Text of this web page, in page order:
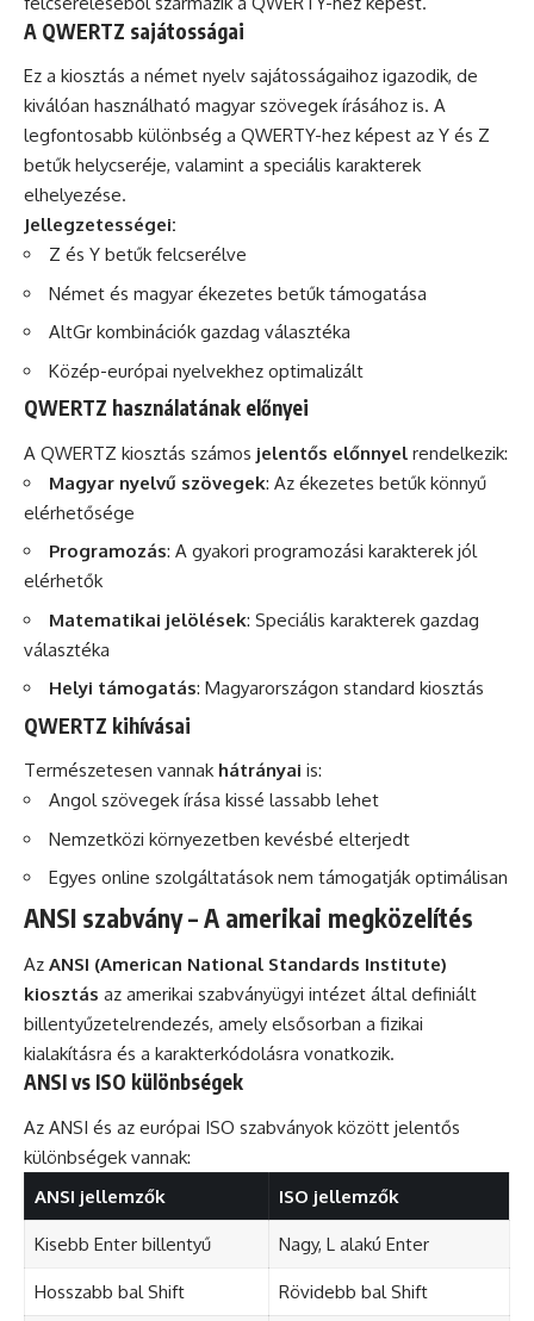
A QWERTZ sajátosságai
Ez a kiosztás a német nyelv sajátosságaihoz igazodik, de
kiválóan használható magyar szövegek írásához is. A
legfontosabb különbség a QWERTY-hez képest az Y és Z
betűk helycseréje, valamint a speciális karakterek
elhelyezése.
Jellegzetességei:
Z és Y betűk felcserélve
Német és magyar ékezetes betűk támogatása
AltGr kombinációk gazdag választéka
Közép-európai nyelvekhez optimalizált
QWERTZ használatának előnyei
A QWERTZ kiosztás számos jelentős előnnyel rendelkezik:
Magyar nyelvű szövegek: Az ékezetes betűk könnyű
elérhetősége
Programozás: A gyakori programozási karakterek jól
elérhetők
Matematikai jelölések: Speciális karakterek gazdag
választéka
Helyi támogatás: Magyarországon standard kiosztás
QWERTZ kihívásai
Természetesen vannak hátrányai is:
Angol szövegek írása kissé lassabb lehet
Nemzetközi környezetben kevésbé elterjedt
Egyes online szolgáltatások nem támogatják optimálisan
ANSI szabvány – A amerikai megközelítés
Az ANSI (American National Standards Institute)
kiosztás az amerikai szabványügyi intézet által definiált
billentyűzetelrendezés, amely elsősorban a fizikai
kialakításra és a karakterkódolásra vonatkozik.
ANSI vs ISO különbségek
Az ANSI és az európai ISO szabványok között jelentős
különbségek vannak:
ANSI jellemzők
ISO jellemzők
Kisebb Enter billentyű Nagy, L alakú Enter
Hosszabb bal Shift Rövidebb bal Shift